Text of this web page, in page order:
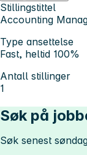
Stillingstittel
Accounting
Type ansettelse
Fast, heltid 100%
Antall stillinger
1
Søk på
Søk senest